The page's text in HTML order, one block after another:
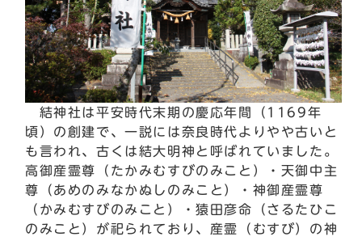
結神社は平安時代末期の慶応年間（1169年
頃）の創建で、一説には奈良時代よりやや古いと
も言われ、古くは結大明神と呼ばれていました。
高御産霊尊（たかみむすびのみこと）・天御中主
尊（あめのみなかぬしのみこと）・神御産霊尊
（かみむすびのみこと）・猿田彦命（さるたひこ
のみこと）が祀られており、産霊（むすび）の神